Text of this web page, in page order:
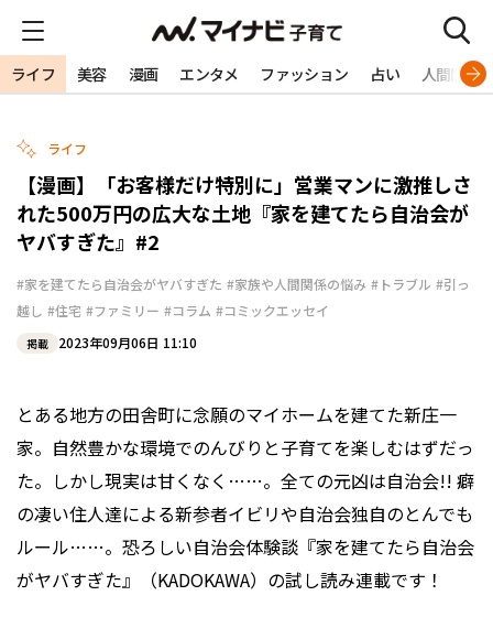
ライフ 美容 漫画 エンタメ ファッション 占い 人間関係
ライフ
【漫画】「お客様だけ特別に」営業マンに激推しさ
れた500万円の広大な土地『家を建てたら自治会が
ヤバすぎた』#2
#家を建てたら自治会がヤバすぎた #家族や人間関係の悩み #トラブル #引っ
越し #住宅 #ファミリー #コラム #コミックエッセイ
掲載 2023年09月06日 11:10
とある地方の田舎町に念願のマイホームを建てた新庄一
家。自然豊かな環境でのんびりと子育てを楽しむはずだっ
た。しかし現実は甘くなく……。全ての元凶は自治会!! 癖
の凄い住人達による新参者イビリや自治会独自のとんでも
ルール……。恐ろしい自治会体験談『家を建てたら自治会
がヤバすぎた』（KADOKAWA）の試し読み連載です！